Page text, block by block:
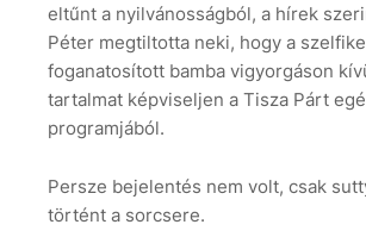
eltűnt a nyilvánosságból, a hírek
Péter megtiltotta neki, hogy a
foganatosított bamba vigyorgáson
tartalmat képviseljen a Tisza Párt
programjából.
Persze bejelentés nem volt, csak
történt a sorcsere.